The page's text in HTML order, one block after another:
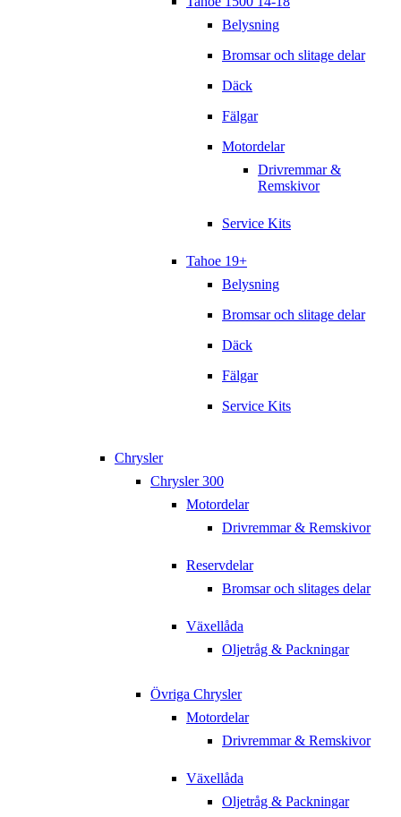
Belysning
Bromsar och slitage delar
Däck
Fälgar
Motordelar
Drivremmar &
Remskivor
Service Kits
Tahoe 19+
Belysning
Bromsar och slitage delar
Däck
Fälgar
Service Kits
Chrysler
Chrysler 300
Motordelar
Drivremmar & Remskivor
Reservdelar
Bromsar och slitages delar
Växellåda
Oljetråg & Packningar
Övriga Chrysler
Motordelar
Drivremmar & Remskivor
Växellåda
Oljetråg & Packningar